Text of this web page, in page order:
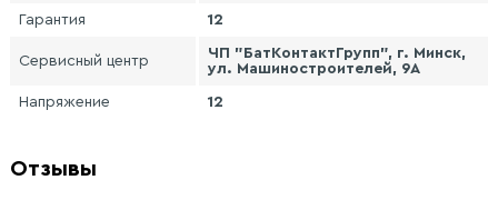
Гарантия 12
Сервисный центр
ЧП "БатКонтактГрупп", г. Минск,
ул. Машиностроителей, 9А
Напряжение 12
Отзывы